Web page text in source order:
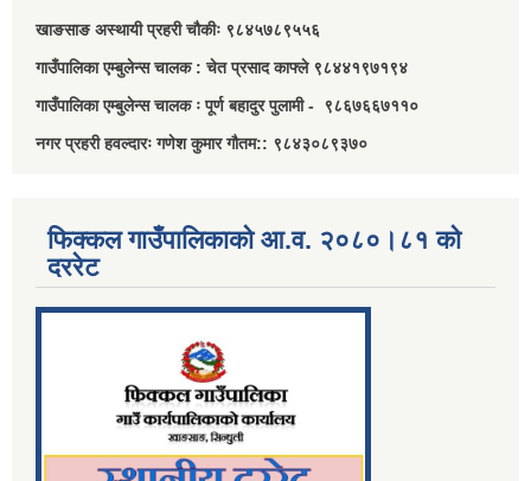
खाङसाङ अस्थायी प्रहरी चौकीः ९८४५७८९५५६
गाउँपालिका एम्बुलेन्स चालक : चेत प्रसाद काफ्ले ९८४४१९७१९४
गाउँपालिका एम्बुलेन्स चालक ः पूर्ण बहादुर पुलामी - ९८६७६६७११०
नगर प्रहरी हवल्दारः गणेश कुमार गौतम:: ९८४३०८९३७०
फिक्कल गाउँपालिकाको आ.व. २०८०।८१ को
दररेट